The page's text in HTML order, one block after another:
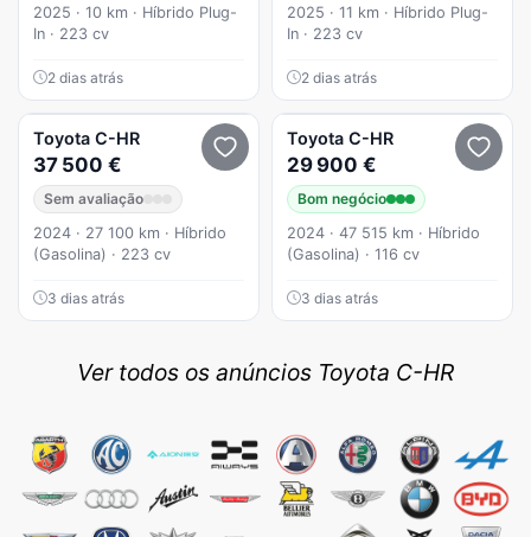
2025 · 10 km · Híbrido Plug-
In · 223 cv
2 dias atrás
2025 · 11 km · Híbrido Plug-
In · 223 cv
2 dias atrás
Toyota C-HR
37 500 €
Sem avaliação
2024 · 27 100 km · Híbrido
(Gasolina) · 223 cv
3 dias atrás
Toyota C-HR
29 900 €
Bom negócio
2024 · 47 515 km · Híbrido
(Gasolina) · 116 cv
3 dias atrás
Ver todos os anúncios Toyota C-HR